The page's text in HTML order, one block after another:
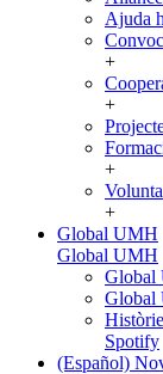
Ajuda
+
+
+
+
Global UMH
Global UMH
Global
Global
Spotify
(Español)